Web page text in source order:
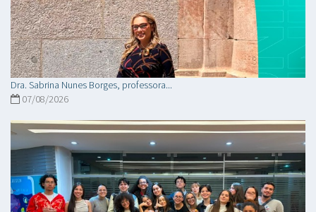
Dra. Sabrina Nunes Borges, professora...
07/08/2026